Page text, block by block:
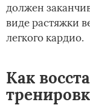
должен
виде растяжки
легкого кардио.
Как